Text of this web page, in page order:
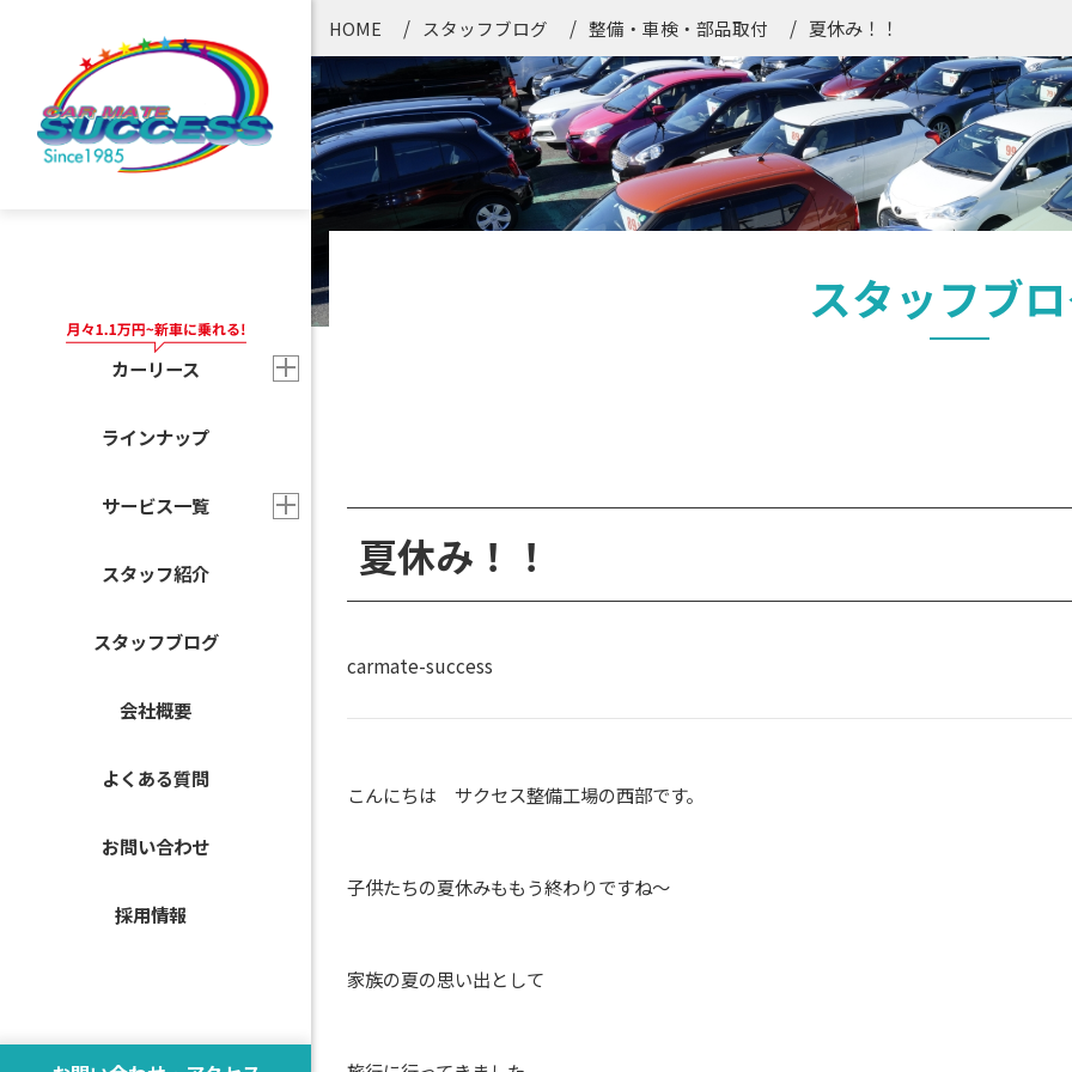
カーリース
ラインナップ
サービス一覧
スタッフ紹介
スタッフブログ
会社概要
よくある質問
お問い合わせ
採用情報
HOME スタッフブログ 整備・車検・部品取付 夏休み！！
スタッフブ
夏休み！！
carmate-success
こんにちは サクセス整備工場の西部です。
子供たちの夏休みももう終わりですね～
家族の夏の思い出として